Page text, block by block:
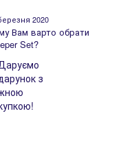
2020
Вам варто обрати
Set?